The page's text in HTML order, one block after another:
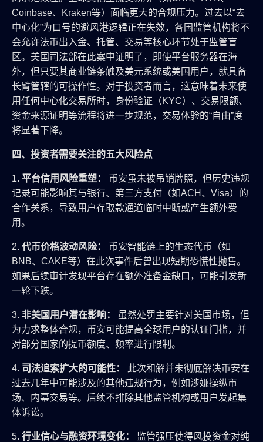
Coinbase、Kraken等）面临更大的合规压力。过去以“去
中心化”为口号的避风港逻辑正在失效，各国监管机构将不
会允许法币出入金、托管、交易等核心环节处于监管盲
区。美国司法部在此案中证明了，即使平台服务器在海
外，但只要其商业链条触及美元系统或美国用户，就具备
长臂管辖的可操作性。对于投资者而言，这意味着未来使
用任何中心化交易所时，身份验证（KYC）、交易限额、
资金来源证明等流程将进一步规范，交易体验的“自由”度
将显著下降。
四、投资者需要关注的五大风险点
1. 平台信用风险重塑：
币安虽未被吊销牌照，但历史违规
记录可能影响其与银行、第三方支付（如ACH、Visa）的
合作关系，导致用户存取款通道临时中断或产生额外费
用。
2. 代币价格波动风险：
币安智能链上的生态代币（如
BNB、CAKE等）在此次事件后曾出现短期恐慌性抛售。
如果后续审计发现平台存在额外准备金缺口，可能引发新
一轮下跌。
3. 非美国用户潜在影响：
虽然处罚主要针对美国市场，但
为力求整体合规，币安可能提高全球用户的认证门槛，并
对部分国家的提币额度、频率进行限制。
4. 司法追索扩大的可能性：
此次和解并未彻底解决币安在
过去几年中可能涉及的其他违规行为，例如涉嫌操纵市
场、内幕交易等。后续不排除其他监管机构或用户发起集
体诉讼。
5. 行业信心与融资环境变化：
监管强压使得风投资金对纯